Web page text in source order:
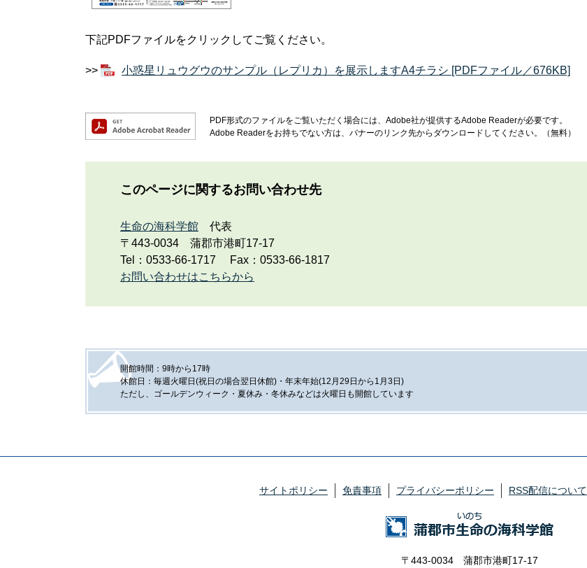
下記PDFファイルをクリックしてご覧ください。
>> 小惑星リュウグウのサンプル（レプリカ）を展示しますA4チラシ [PDFファイル／676KB]
PDF形式のファイルをご覧いただく場合には、Adobe社が提供するAdobe Readerが必要です。
Adobe Readerをお持ちでない方は、バナーのリンク先からダウンロードしてください。（無料）
このページに関するお問い合わせ先
生命の海科学館
代表
〒443-0034
蒲郡市港町17-17
Tel：0533-66-1717
Fax：0533-66-1817
お問い合わせはこちらから
開館時間：9時から17時
休館日：毎週火曜日(祝日の場合翌日休館)・年末年始(12月29日から1月3日)
ただし、ゴールデンウィーク・夏休み・冬休みなどは火曜日も開館しています
サイトポリシー 免責事項 プライバシーポリシー RSS配信について
〒443-0034 蒲郡市港町17-17